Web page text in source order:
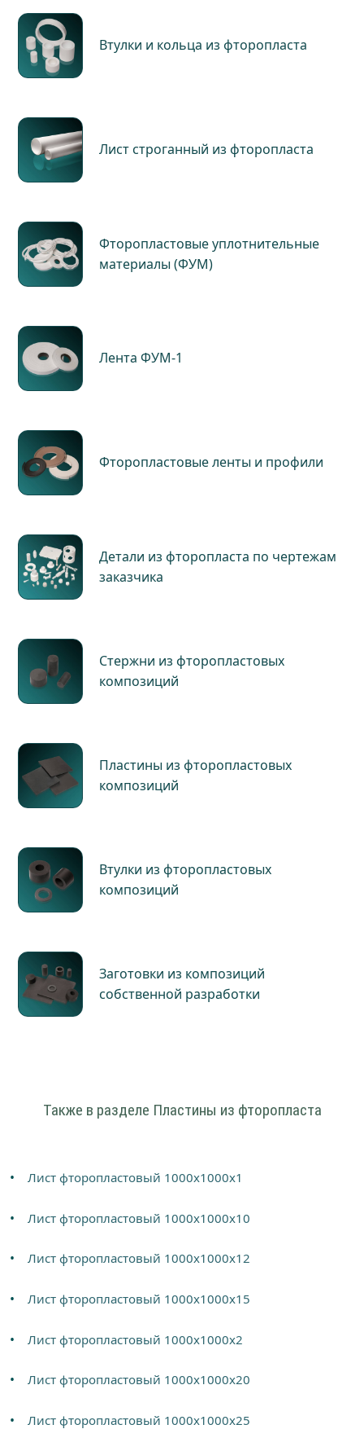
Втулки и кольца из фторопласта
Лист строганный из фторопласта
Фторопластовые уплотнительные
материалы (ФУМ)
Лента ФУМ-1
Фторопластовые ленты и профили
Детали из фторопласта по чертежам
заказчика
Стержни из фторопластовых
композиций
Пластины из фторопластовых
композиций
Втулки из фторопластовых
композиций
Заготовки из композиций
собственной разработки
Также в разделе Пластины из фторопласта
Лист фторопластовый 1000х1000х1
Лист фторопластовый 1000х1000х10
Лист фторопластовый 1000х1000х12
Лист фторопластовый 1000х1000х15
Лист фторопластовый 1000х1000х2
Лист фторопластовый 1000х1000х20
Лист фторопластовый 1000х1000х25